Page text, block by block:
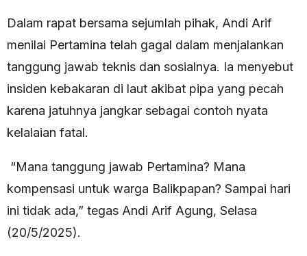
Dalam rapat bersama sejumlah pihak, Andi Arif
menilai Pertamina telah gagal dalam menjalankan
tanggung jawab teknis dan sosialnya. Ia menyebut
insiden kebakaran di laut akibat pipa yang pecah
karena jatuhnya jangkar sebagai contoh nyata
kelalaian fatal.
“Mana tanggung jawab Pertamina? Mana
kompensasi untuk warga Balikpapan? Sampai hari
ini tidak ada,” tegas Andi Arif Agung, Selasa
(20/5/2025).